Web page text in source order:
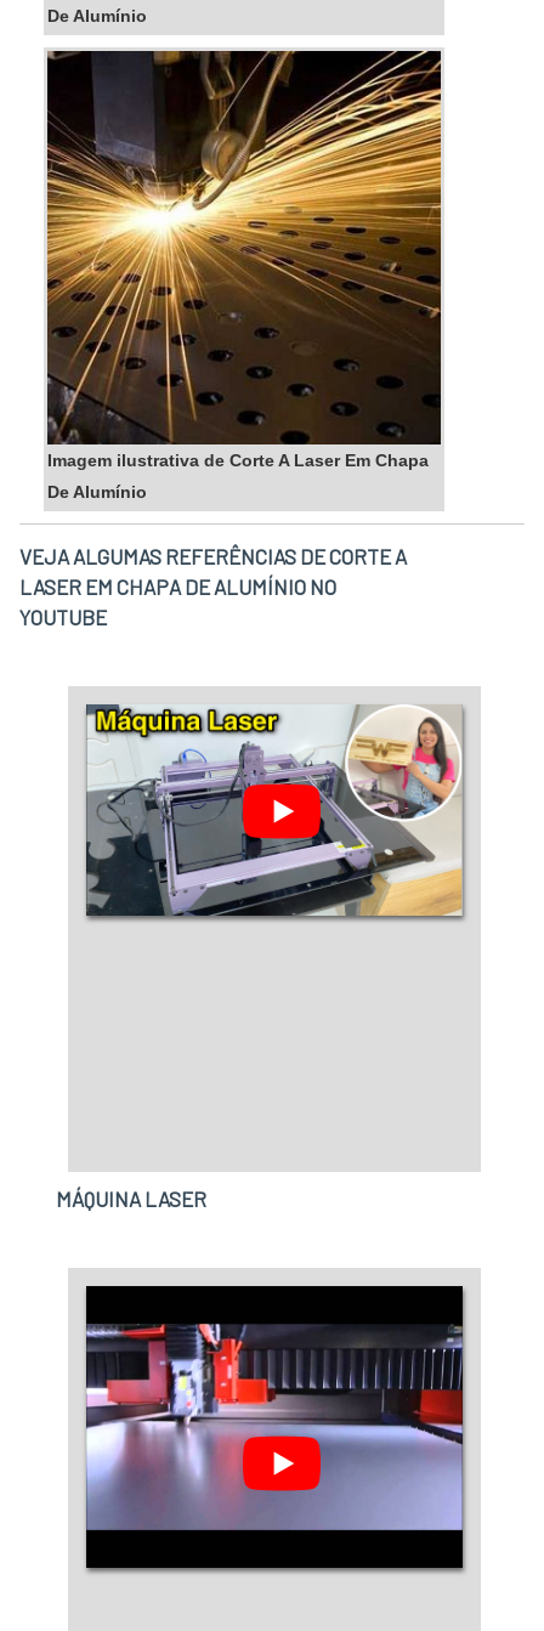
De Alumínio
Imagem ilustrativa de Corte A Laser Em Chapa
De Alumínio
VEJA ALGUMAS REFERÊNCIAS DE CORTE A
LASER EM CHAPA DE ALUMÍNIO NO
YOUTUBE
MÁQUINA LASER